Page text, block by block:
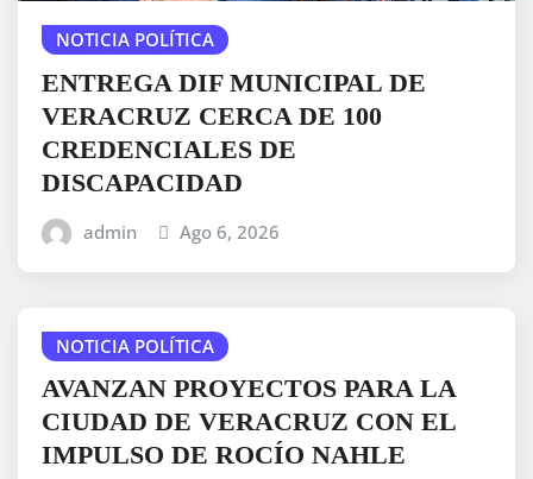
NOTICIA POLÍTICA
ENTREGA DIF MUNICIPAL DE
VERACRUZ CERCA DE 100
CREDENCIALES DE
DISCAPACIDAD
admin Ago 6, 2026
NOTICIA POLÍTICA
AVANZAN PROYECTOS PARA LA
CIUDAD DE VERACRUZ CON EL
IMPULSO DE ROCÍO NAHLE